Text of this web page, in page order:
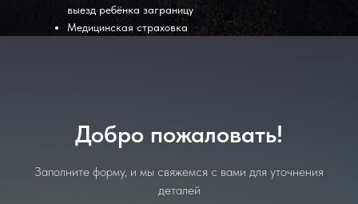
выезд ребёнка заграницу
Медицинская страховка
Добро пожаловать!
Заполните форму, и мы свяжемся с вами для уточнения
деталей